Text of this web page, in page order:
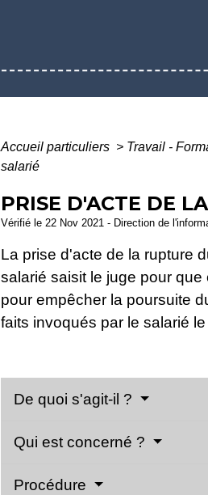
Accueil particuliers > Travail -
salarié
PRISE D'ACTE DE
Vérifié le 22 Nov 2021 - Direction de
La prise d'acte de la rupture
salarié saisit le juge pour
pour empêcher la poursuite
faits invoqués par le salarié
De quoi s'agit-il ?
Qui est concerné ?
Procédure